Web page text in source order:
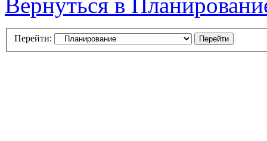
Вернуться в
Перейти: